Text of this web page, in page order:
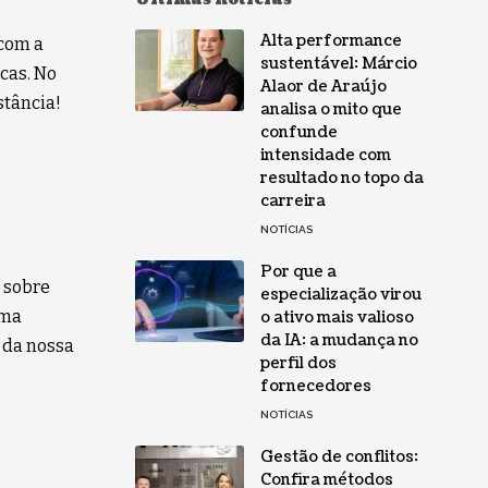
a
No
nossa
Alta performance
sustentável: Márcio
Alaor de Araújo
analisa o mito que
confunde
intensidade com
resultado no topo da
carreira
NOTÍCIAS
Por que a
especialização virou
o ativo mais valioso
da IA: a mudança no
perfil dos
fornecedores
NOTÍCIAS
Gestão de conflitos:
Confira métodos